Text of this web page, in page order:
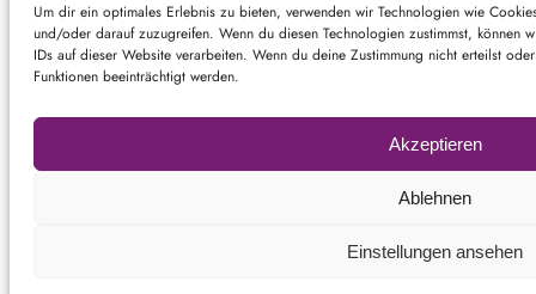
Um dir ein optimales Erlebnis zu bieten, verwenden wir Technologien wie
und/oder darauf zuzugreifen. Wenn du diesen Technologien zustimmst, können
IDs auf dieser Website verarbeiten. Wenn du deine Zustimmung nicht erteilst
Funktionen beeinträchtigt werden.
Akzeptieren
Ablehnen
Einstellungen ansehen